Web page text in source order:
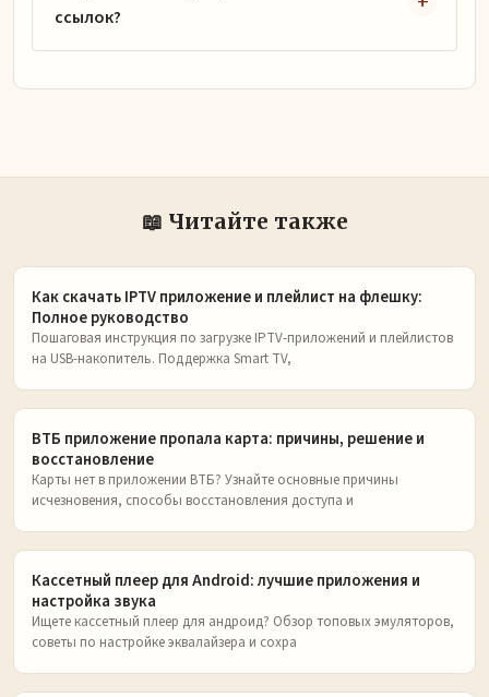
ссылок?
📖 Читайте также
Как скачать IPTV приложение и плейлист на флешку:
Полное руководство
Пошаговая инструкция по загрузке IPTV-приложений и плейлистов
на USB-накопитель. Поддержка Smart TV,
ВТБ приложение пропала карта: причины, решение и
восстановление
Карты нет в приложении ВТБ? Узнайте основные причины
исчезновения, способы восстановления доступа и
Кассетный плеер для Android: лучшие приложения и
настройка звука
Ищете кассетный плеер для андроид? Обзор топовых эмуляторов,
советы по настройке эквалайзера и сохра